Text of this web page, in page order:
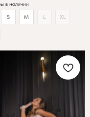
в наличии
S M L XL